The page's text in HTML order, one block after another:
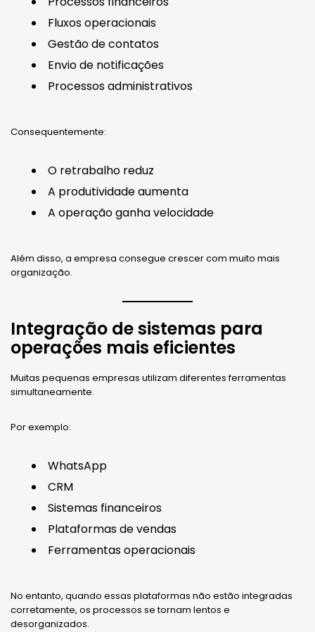
Fluxos operacionais
Gestão de contatos
Envio de notificações
Processos administrativos
Consequentemente:
O retrabalho reduz
A produtividade aumenta
A operação ganha velocidade
Além disso, a empresa consegue crescer com muito mais
organização.
Integração de sistemas para
operações mais eficientes
Muitas pequenas empresas utilizam diferentes ferramentas
simultaneamente.
Por exemplo:
WhatsApp
CRM
Sistemas financeiros
Plataformas de vendas
Ferramentas operacionais
No entanto, quando essas plataformas não estão integradas
corretamente, os processos se tornam lentos e
desorganizados.